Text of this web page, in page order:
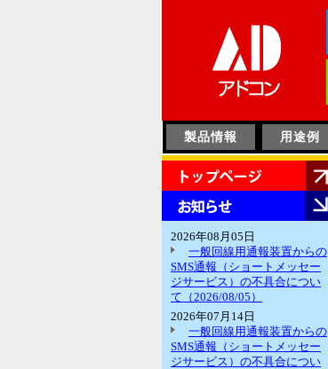
製品情報 用途例
せ2026年08月05日
一般回線用通報装置からの
SMS通報（ショートメッセー
ジサービス）の不具合につい
て（2026/08/05）
2026年07月14日
一般回線用通報装置からの
SMS通報（ショートメッセー
ジサービス）の不具合につい